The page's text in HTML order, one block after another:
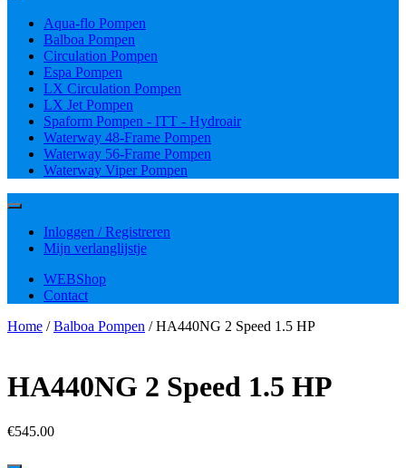
Aqua-flo Pompen
Balboa Pompen
Circulation Pompen
Espa Pompen
LX Circulation Pompen
LX Jet Pompen
Spaform Pompen - ITT - Hydroair
Waterway 48-Frame Pompen
Waterway 56-Frame Pompen
Waterway Viper Pompen
Inloggen / Registreren
Mijn verlanglijstje
WEBShop
Contact
Home /Balboa Pompen / HA440NG 2 Speed 1.5 HP
HA440NG 2 Speed 1.5 HP
€545.00